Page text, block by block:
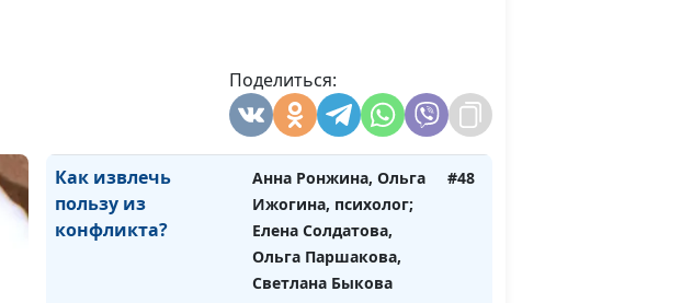
Поделиться:
Юлия Лупашина,
Ольга Паршакова,
Светлана Быкова
Как извлечь
пользу из
конфликта?
Анна Ронжина, Ольга
Ижогина, психолог;
Елена Солдатова,
Ольга Паршакова,
Светлана Быкова
#48